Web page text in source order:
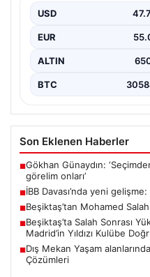
USD
EUR
ALTIN
BTC
Son Eklenen Haberler
■Gökhan Günaydın:
görelim onları’
■İBB Davası’nda yeni gelişme:
■Beşiktaş’tan Mohamed
■Beşiktaş’ta Salah Sonrası
Madrid’in Yıldızı Kulübe
■Dış Mekan Yaşam
Çözümleri